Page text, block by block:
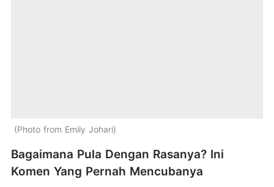
Photo from Emily Johari
Bagaimana Pula Dengan Rasanya? Ini
Komen Yang Pernah Mencubanya